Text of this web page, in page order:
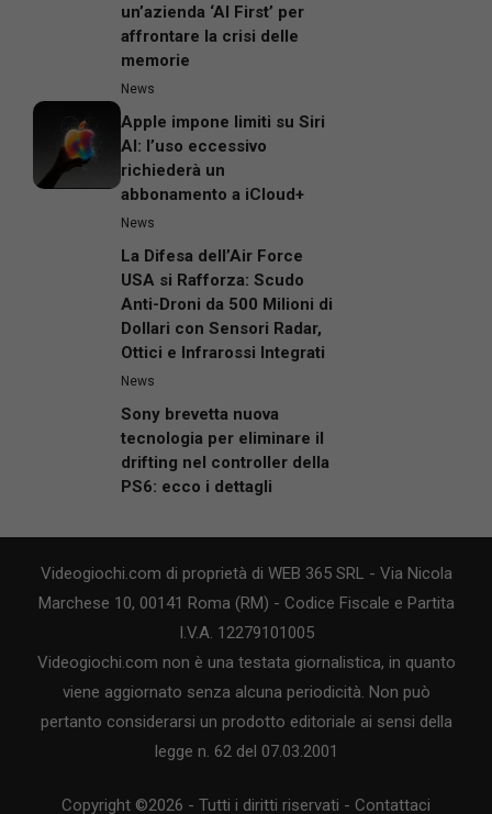
un’azienda ‘AI First’ per
affrontare la crisi delle
memorie
News
Apple impone limiti su Siri
AI: l’uso eccessivo
richiederà un
abbonamento a iCloud+
News
La Difesa dell’Air Force
USA si Rafforza: Scudo
Anti-Droni da 500 Milioni di
Dollari con Sensori Radar,
Ottici e Infrarossi Integrati
News
Sony brevetta nuova
tecnologia per eliminare il
drifting nel controller della
PS6: ecco i dettagli
Videogiochi.com di proprietà di WEB 365 SRL - Via Nicola
Marchese 10, 00141 Roma (RM) - Codice Fiscale e Partita
I.V.A. 12279101005
Videogiochi.com non è una testata giornalistica, in quanto
viene aggiornato senza alcuna periodicità. Non può
pertanto considerarsi un prodotto editoriale ai sensi della
legge n. 62 del 07.03.2001
Copyright ©2026 - Tutti i diritti riservati - Contattaci